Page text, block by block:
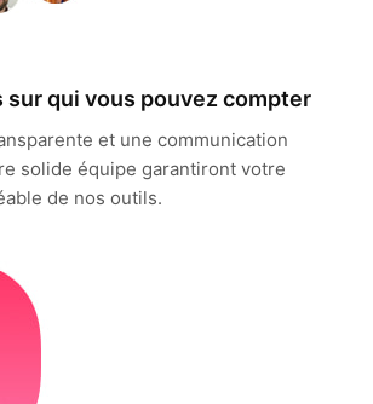
sur qui vous pouvez compter
et une communication
solide équipe garantiront votre
de nos outils.